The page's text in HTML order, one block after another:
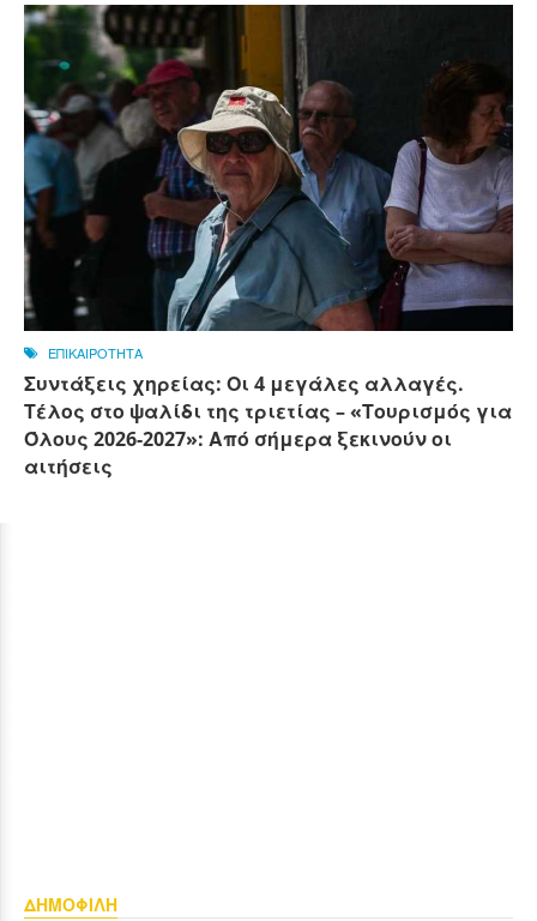
ΕΠΙΚΑΙΡΟΤΗΤΑ
Συντάξεις χηρείας: Οι 4 μεγάλες αλλαγές.
Τέλος στο ψαλίδι της τριετίας – «Τουρισμός για
Όλους 2026-2027»: Από σήμερα ξεκινούν οι
αιτήσεις
ΔΗΜΟΦΙΛΗ